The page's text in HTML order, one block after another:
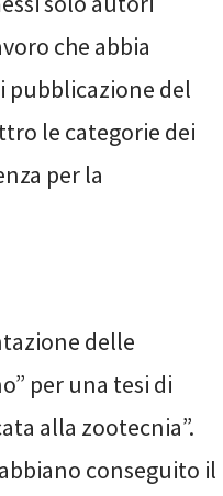
che abbia
pubblicazione del
le categorie dei
per la
delle
per una tesi di
alla zootecnia”.
conseguito il